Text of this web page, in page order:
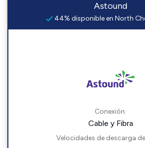
Astound
44% disponible en North
Conexión:
Cable y Fibra
Velocidades de descarga